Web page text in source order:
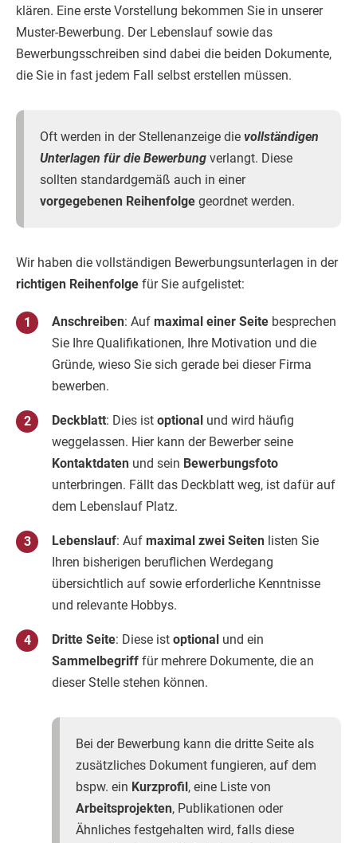
klären. Eine erste Vorstellung bekommen Sie in unserer
Muster-Bewerbung. Der Lebenslauf sowie das
Bewerbungsschreiben sind dabei die beiden Dokumente,
die Sie in fast jedem Fall selbst erstellen müssen.
Oft werden in der Stellenanzeige die vollständigen
Unterlagen für die Bewerbung verlangt. Diese
sollten standardgemäß auch in einer
vorgegebenen Reihenfolge geordnet werden.
Wir haben die vollständigen Bewerbungsunterlagen in der
richtigen Reihenfolge für Sie aufgelistet:
Anschreiben: Auf maximal einer Seite besprechen
Sie Ihre Qualifikationen, Ihre Motivation und die
Gründe, wieso Sie sich gerade bei dieser Firma
bewerben.
Deckblatt: Dies ist optional und wird häufig
weggelassen. Hier kann der Bewerber seine
Kontaktdaten und sein Bewerbungsfoto
unterbringen. Fällt das Deckblatt weg, ist dafür auf
dem Lebenslauf Platz.
Lebenslauf: Auf maximal zwei Seiten listen Sie
Ihren bisherigen beruflichen Werdegang
übersichtlich auf sowie erforderliche Kenntnisse
und relevante Hobbys.
Dritte Seite: Diese ist optional und ein
Sammelbegriff für mehrere Dokumente, die an
dieser Stelle stehen können.
Bei der Bewerbung kann die dritte Seite als
zusätzliches Dokument fungieren, auf dem
bspw. ein Kurzprofil, eine Liste von
Arbeitsprojekten, Publikationen oder
Ähnliches festgehalten wird, falls diese